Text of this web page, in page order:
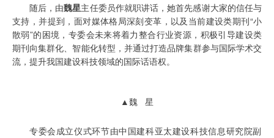
随后，由魏星主任委员作就职讲话，她首先感谢大家的信任与
支持，并提到，面对媒体格局深刻变革，以及当前建设类期刊“小
散弱”的困境，专委会未来将着力整合行业资源，积极引导建设类
期刊向集群化、智能化转型，并通过打造品牌集群参与国际学术交
流，提升我国建设科技领域的国际话语权。
▲ 魏 星
专委会成立仪式环节由中国建科亚太建设科技信息研究院副